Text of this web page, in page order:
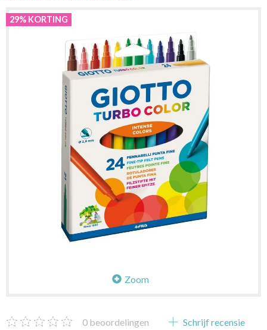
29% KORTING
Zoom
0 beoordelingen Schrijf recensie